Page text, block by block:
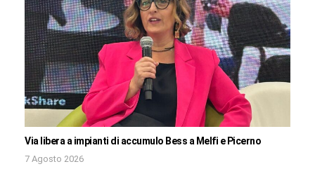
Via libera a impianti di accumulo Bess a Melfi e Picerno
7 Agosto 2026